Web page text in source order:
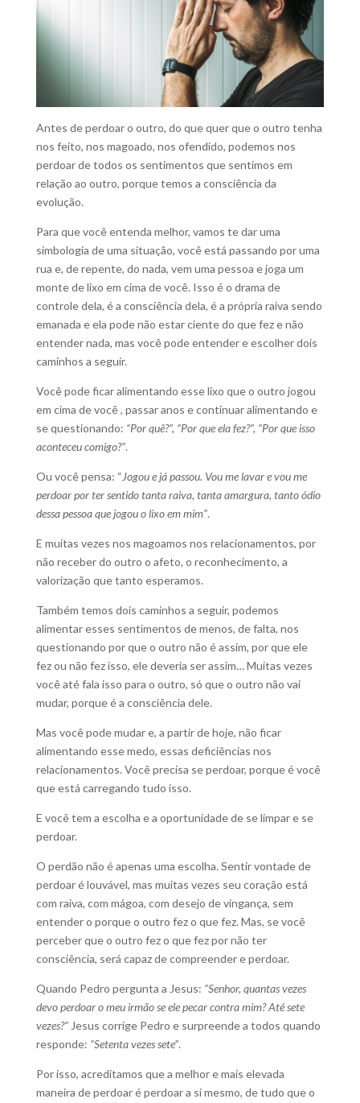
Antes de perdoar o outro, do que quer que o outro tenha
nos feito, nos magoado, nos ofendido, podemos nos
perdoar de todos os sentimentos que sentimos em
relação ao outro, porque temos a consciência da
evolução.
Para que você entenda melhor, vamos te dar uma
simbologia de uma situação, você está passando por uma
rua e, de repente, do nada, vem uma pessoa e joga um
monte de lixo em cima de você. Isso é o drama de
controle dela, é a consciência dela, é a própria raiva sendo
emanada e ela pode não estar ciente do que fez e não
entender nada, mas você pode entender e escolher dois
caminhos a seguir.
Você pode ficar alimentando esse lixo que o outro jogou
em cima de você , passar anos e continuar alimentando e
se questionando: “Por quê?”, “Por que ela fez?”, “Por que isso
aconteceu comigo?”.
Ou você pensa: “Jogou e já passou. Vou me lavar e vou me
perdoar por ter sentido tanta raiva, tanta amargura, tanto ódio
dessa pessoa que jogou o lixo em mim”.
E muitas vezes nos magoamos nos relacionamentos, por
não receber do outro o afeto, o reconhecimento, a
valorização que tanto esperamos.
Também temos dois caminhos a seguir, podemos
alimentar esses sentimentos de menos, de falta, nos
questionando por que o outro não é assim, por que ele
fez ou não fez isso, ele deveria ser assim… Muitas vezes
você até fala isso para o outro, só que o outro não vai
mudar, porque é a consciência dele.
Mas você pode mudar e, a partir de hoje, não ficar
alimentando esse medo, essas deficiências nos
relacionamentos. Você precisa se perdoar, porque é você
que está carregando tudo isso.
E você tem a escolha e a oportunidade de se limpar e se
perdoar.
O perdão não é apenas uma escolha. Sentir vontade de
perdoar é louvável, mas muitas vezes seu coração está
com raiva, com mágoa, com desejo de vingança, sem
entender o porque o outro fez o que fez. Mas, se você
perceber que o outro fez o que fez por não ter
consciência, será capaz de compreender e perdoar.
Quando Pedro pergunta a Jesus: “Senhor, quantas vezes
devo perdoar o meu irmão se ele pecar contra mim? Até sete
vezes?”Jesus corrige Pedro e surpreende a todos quando
responde: “Setenta vezes sete”.
Por isso, acreditamos que a melhor e mais elevada
maneira de perdoar é perdoar a si mesmo, de tudo que o